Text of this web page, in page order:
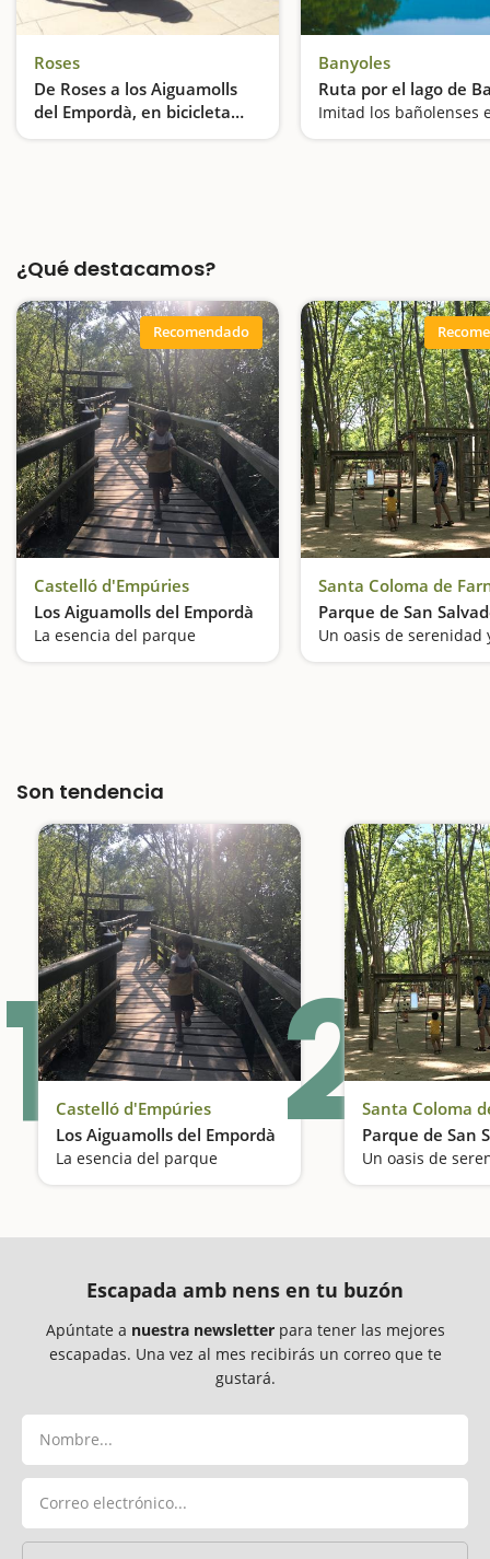
Roses
De Roses a los Aiguamolls
del Empordà, en bicicleta
eléctrica
Descubrimos Rosas sobre ruedas
Banyoles
Ruta por el lago de
¿Qué destacamos?
Recomendado
Castelló d'Empúries
Los Aiguamolls del Empordà
La esencia del parque
Santa Coloma de
Parque de San
Son tendencia
1 Castelló d'Empúries
Los Aiguamolls del Empordà
La esencia del parque 2Santa Coloma
Parque de San
Escapada amb nens en tu buzón
Apúntate a nuestra newsletterpara tener las mejores
escapadas. Una vez al mes recibirás un correo que te
gustará.